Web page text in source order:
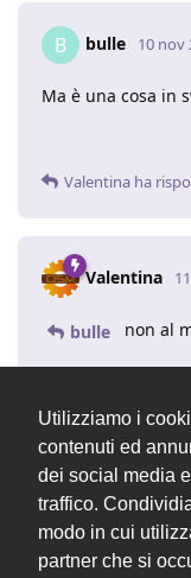
Utilizziamo i
contenuti ed
dei social media
traffico.
modo in cui
partner che si
B bulle 10 nov
Ma è una cosa in
Valentina ha
Valentina
bulle non al
gestionale open
✨Come aggiornare